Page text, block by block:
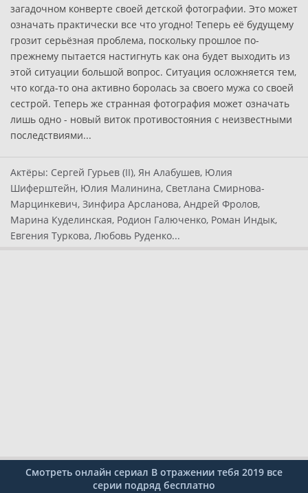
загадочном конверте своей детской фотографии. Это может
означать практически все что угодно! Теперь её будущему
грозит серьёзная проблема, поскольку прошлое по-
прежнему пытается настигнуть как она будет выходить из
этой ситуации большой вопрос. Ситуация осложняется тем,
что когда-то она активно боролась за своего мужа со своей
сестрой. Теперь же странная фотография может означать
лишь одно - новый виток противостояния с неизвестными
последствиями...
Актёры: Сергей Гурьев (II), Ян Алабушев, Юлия
Шиферштейн, Юлия Малинина, Светлана Смирнова-
Марцинкевич, Зинфира Арсланова, Андрей Фролов,
Марина Куделинская, Родион Галюченко, Роман Индык,
Евгения Туркова, Любовь Руденко...
Смотреть онлайн сериал В отражении тебя 2019 все
серии подряд бесплатно